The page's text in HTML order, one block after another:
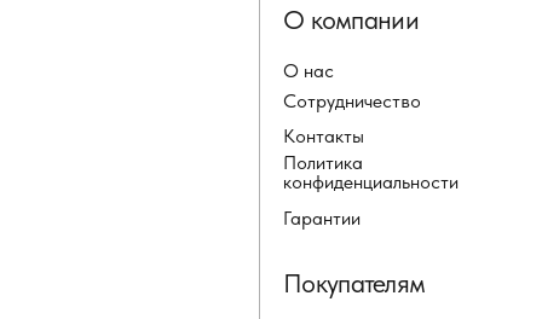
О нас
Сотрудничество
Контакты
Политика
конфиденциальности
О компании
Покупателям
Гарантии